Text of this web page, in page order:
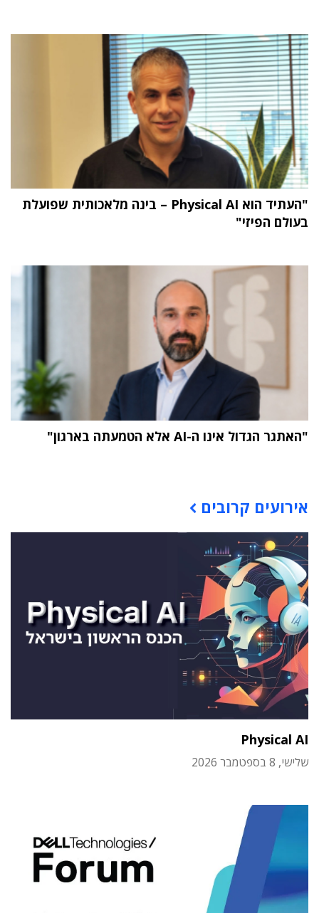
"העתיד הוא Physical AI – בינה מלאכותית שפועלת
בעולם הפיזי"
"האתגר הגדול אינו ה-AI אלא הטמעתה בארגון"
אירועים קרובים
Physical AI
שלישי, 8 בספטמבר 2026